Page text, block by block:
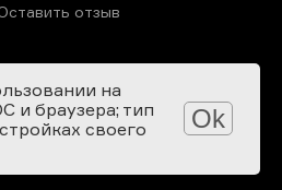
отзыв
на
и браузера; тип
своего
Ok